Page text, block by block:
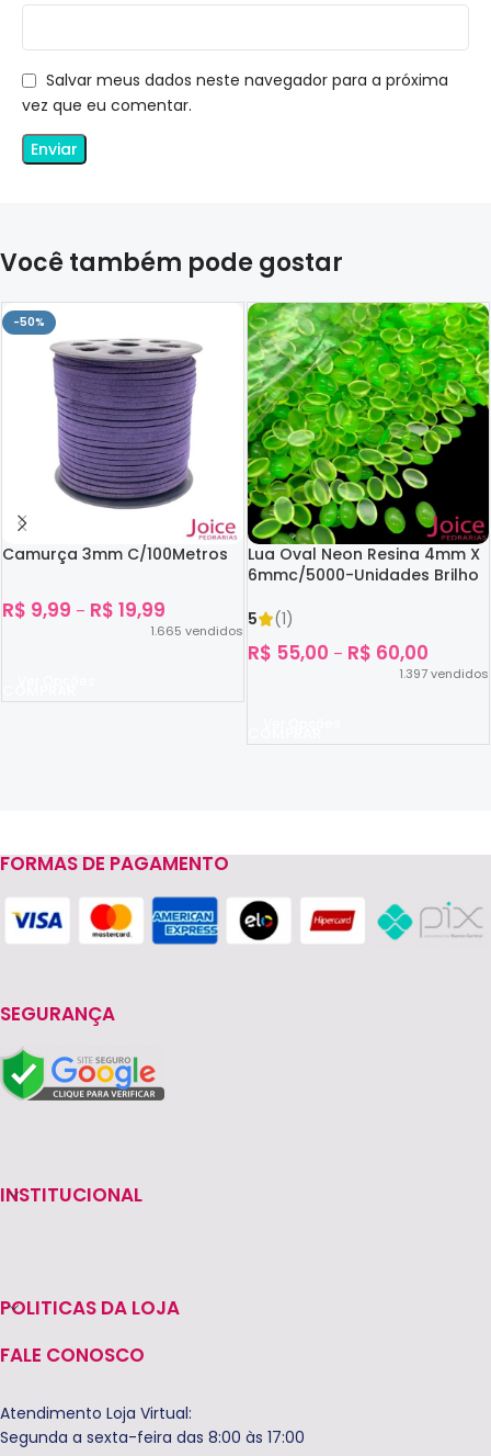
Salvar meus dados neste navegador para a próxima
vez que eu comentar.
Você também pode gostar
-50%
Camurça 3mm C/100Metros
R$ 9,99 – R$ 19,99
1.665 vendidos
Lua Oval Neon Resina 4mm X
6mmc/5000-Unidades Brilho
5
(1)
R$ 55,00 – R$ 60,00
1.397vendidos
Read more
FORMAS DE PAGAMENTO
SEGURANÇA
INSTITUCIONAL
POLITICAS DA LOJA
FALE CONOSCO
Atendimento Loja Virtual:
Segunda a sexta-feira das 8:00 às 17:00